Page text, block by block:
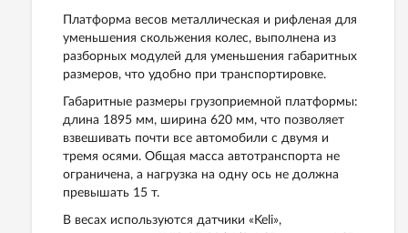
Платформа весов металлическая и рифленая для
уменьшения скольжения колес, выполнена из
разборных модулей для уменьшения габаритных
размеров, что удобно при транспортировке.
Габаритные размеры грузоприемной платформы:
длина 1895 мм, ширина 620 мм, что позволяет
взвешивать почти все автомобили с двумя и
тремя осями. Общая масса автотранспорта не
ограничена, а нагрузка на одну ось не должна
превышать 15 т.
В весах используются датчики «Keli»,